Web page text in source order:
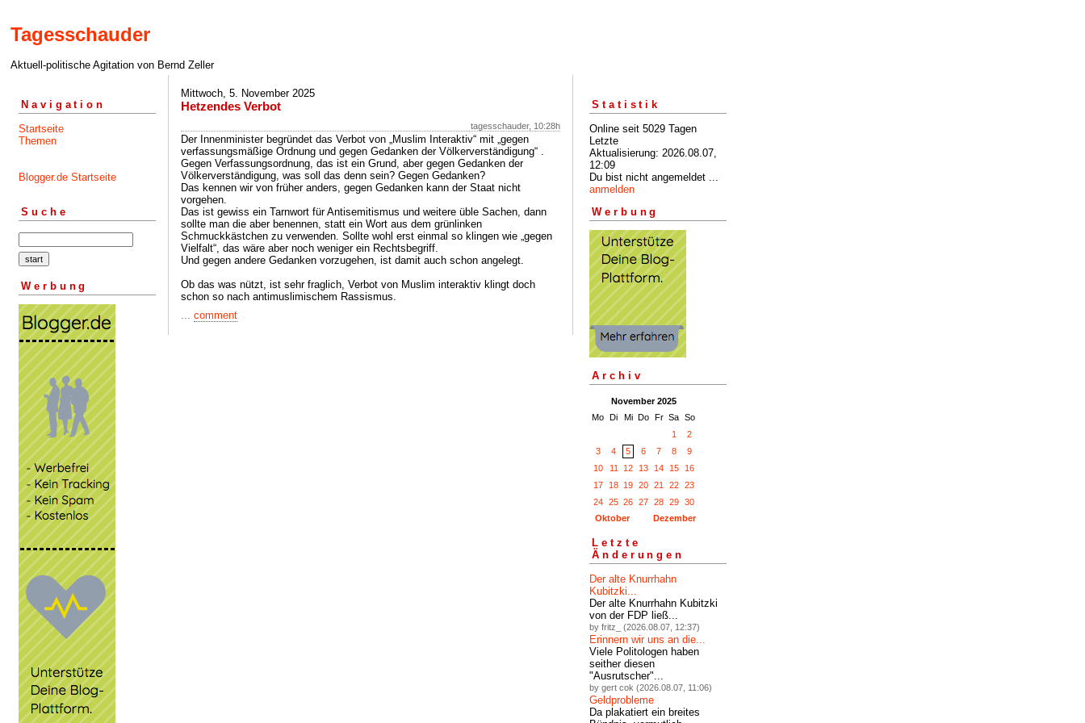
Tagesschauder
Aktuell-politische Agitation von Bernd Zeller
Navigation
Startseite
Themen
Blogger.de Startseite
Suche
Werbung
Mittwoch, 5. November 2025
Hetzendes Verbot
tagesschauder, 10:28h
Der Innenminister begründet das Verbot von „Muslim Interaktiv“ mit „gegen
verfassungsmäßige Ordnung und gegen Gedanken der Völkerverständigung“ .
Gegen Verfassungsordnung, das ist ein Grund, aber gegen Gedanken der
Völkerverständigung, was soll das denn sein? Gegen Gedanken?
Das kennen wir von früher anders, gegen Gedanken kann der Staat nicht
vorgehen.
Das ist gewiss ein Tarnwort für Antisemitismus und weitere üble Sachen, dann
sollte man die aber benennen, statt ein Wort aus dem grünlinken
Schmuckkästchen zu verwenden. Sollte wohl erst einmal so klingen wie „gegen
Vielfalt“, das wäre aber noch weniger ein Rechtsbegriff.
Und gegen andere Gedanken vorzugehen, ist damit auch schon angelegt.
Ob das was nützt, ist sehr fraglich, Verbot von Muslim interaktiv klingt doch
schon so nach antimuslimischem Rassismus.
... comment
Statistik
Online seit 5029 Tagen
Letzte
Aktualisierung: 2026.08.07,
12:09
Du bist nicht angemeldet ...
anmelden
Werbung
Archiv
November 2025
Mo Di Mi Do Fr Sa So
1
2
3
4 5 6 7 8
9
10
11 12 13 14 15
16
17
18 19 20 21 22
23
24
25 26 27 28 29
30
Oktober
Dezember
Letzte
Änderungen
Der alte Knurrhahn
Kubitzki...
Der alte Knurrhahn Kubitzki
von der FDP ließ...
by fritz_ (2026.08.07, 12:37)
Erinnern wir uns an die...
Viele Politologen haben
seither diesen
"Ausrutscher"...
by gert cok (2026.08.07, 11:06)
Geldprobleme
Da plakatiert ein breites